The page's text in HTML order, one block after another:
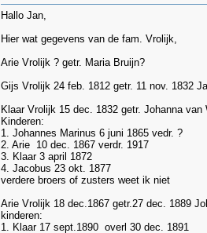
Hallo Jan,
Hier wat gegevens van de fam. Vrolijk,
Arie Vrolijk ? getr. Maria Bruijn?
Gijs Vrolijk 24 feb. 1812 getr. 11 nov. 1832
Klaar Vrolijk 15 dec. 1832 getr. Johanna van
Kinderen:
1. Johannes Marinus 6 juni 1865 vedr. ?
2. Arie 10 dec. 1867 verdr. 1917
3. Klaar 3 april 1872
4. Jacobus 23 okt. 1877
verdere broers of zusters weet ik niet
Arie Vrolijk 18 dec.1867 getr.27 dec. 1889
kinderen:
1. Klaar 17 sept.1890 overl 30 dec. 1891